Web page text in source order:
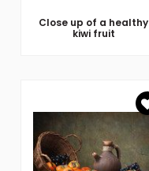
Close up of a healthy
kiwi fruit